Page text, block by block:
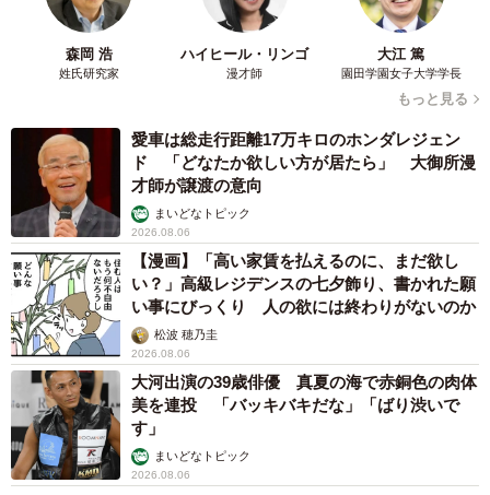
「船底塗料の仕組みとしては、段階的に溶ける樹脂の中の
亜酸化銅成分がほんのわずかずつ船底に溶け出し、フジツ
ボの幼生が付着するのを妨げる程度の刺激を与えることで
す。1990年代まで使用されていた有機スズの塗料に比べて
海洋生物への影響は小さいと言われています」
──御社タンカー「ひなた」（総トン数3796GT、船体長
104.6m）の場合、1回の塗装のコストは。
「1隻あたり、年間のペンキ代だけで約220万円程度、これ
にメンテナンスの人件費などを加えると大体400〜500万円
が毎年かかることになります。当社の船は5隻ですので、そ
の約5倍の塗装コストが毎年かかっております。古い船ほど
補修の面積が増えて高くなります」
森岡 浩
姓氏研究家
ハイヒール・リンゴ
漫才師
大江 篤
園田学園女子大学学長
もっと見る
愛車は総走行距離17万キロのホンダレジェン
ド 「どなたか欲しい方が居たら」 大御所漫
才師が譲渡の意向
まいどなトピック
2026.08.06
【漫画】「高い家賃を払えるのに、まだ欲し
い？」高級レジデンスの七夕飾り、書かれた願
い事にびっくり 人の欲には終わりがないのか
松波 穂乃圭
2026.08.06
大河出演の39歳俳優 真夏の海で赤銅色の肉体
美を連投 「バッキバキだな」「ばり渋いで
す」
まいどなトピック
2026.08.06